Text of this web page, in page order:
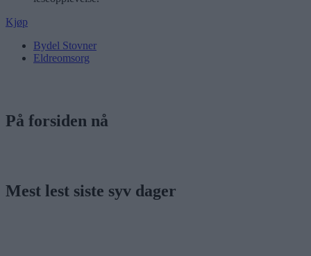
Kjøp
Bydel Stovner
Eldreomsorg
På forsiden nå
Mest lest siste syv dager